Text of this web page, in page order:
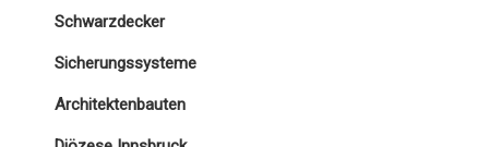
Schwarzdecker
Sicherungssysteme
Architektenbauten